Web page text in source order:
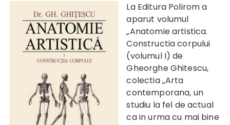
La Editura Polirom a
aparut volumul
„Anatomie artistica.
Constructia corpului
(volumul I) de
Gheorghe Ghitescu,
colectia „Arta
contemporana, un
studiu la fel de actual
ca in urma cu mai bine